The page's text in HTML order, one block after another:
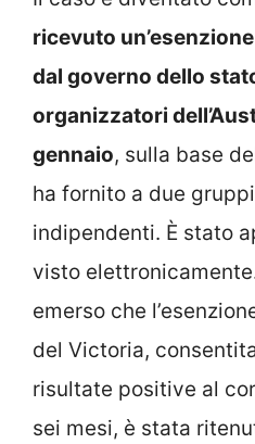
ricevuto
dal governo dello
organizzatori
gennaio, sulla base
ha fornito a due
indipendenti. È stato
visto
emerso che
del Victoria,
risultate positive al
sei mesi, è stata